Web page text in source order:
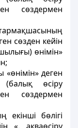
сөздермен
сөзден кейін
өнімін»
деген
өсіру
сөздермен
екінші бөлігі